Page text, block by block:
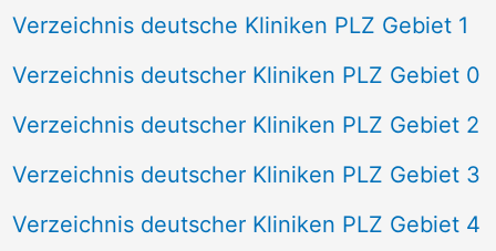
Verzeichnis deutsche Kliniken PLZ Gebiet 1
Verzeichnis deutscher Kliniken PLZ Gebiet 0
Verzeichnis deutscher Kliniken PLZ Gebiet 2
Verzeichnis deutscher Kliniken PLZ Gebiet 3
Verzeichnis deutscher Kliniken PLZ Gebiet 4